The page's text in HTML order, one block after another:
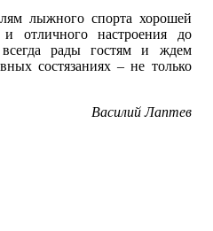
лыжного спорта хорошей
отличного настроения до
рады гостям и ждем
состязаниях – не только
Василий Лаптев